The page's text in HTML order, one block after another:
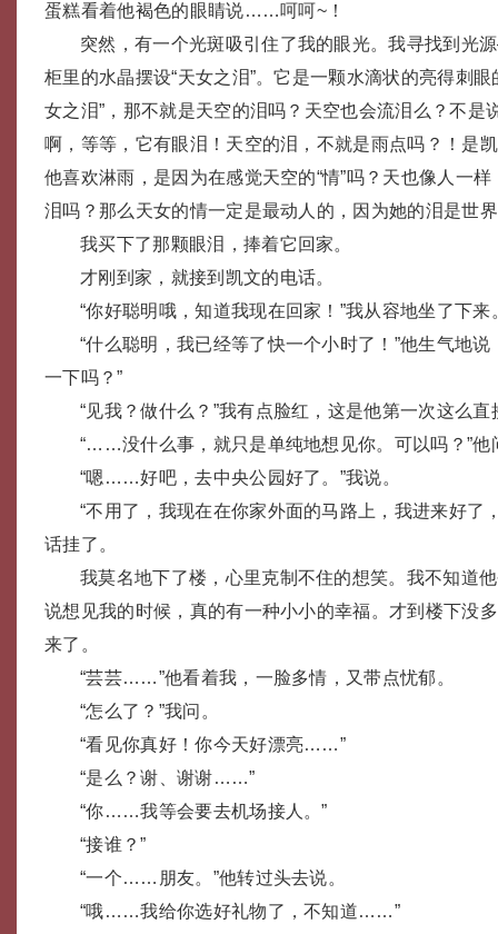
蛋糕看着他褐色的眼睛说……呵呵~！
突然，有一个光斑吸引住了我的眼光。我寻找到光
柜里的水晶摆设“天女之泪”。它是一颗水滴状的亮得刺
女之泪”，那不就是天空的泪吗？天空也会流泪么？不是
啊，等等，它有眼泪！天空的泪，不就是雨点吗？！是
他喜欢淋雨，是因为在感觉天空的“情”吗？天也像人一
泪吗？那么天女的情一定是最动人的，因为她的泪是世
我买下了那颗眼泪，捧着它回家。
才刚到家，就接到凯文的电话。
“你好聪明哦，知道我现在回家！”我从容地坐了下来
“什么聪明，我已经等了快一个小时了！”他生气地
一下吗？”
“见我？做什么？”我有点脸红，这是他第一次这么
“……没什么事，就只是单纯地想见你。可以吗？”他
“嗯……好吧，去中央公园好了。”我说。
“不用了，我现在在你家外面的马路上，我进来好了
话挂了。
我莫名地下了楼，心里克制不住的想笑。我不知道
说想见我的时候，真的有一种小小的幸福。才到楼下没
来了。
“芸芸……”他看着我，一脸多情，又带点忧郁。
“怎么了？”我问。
“看见你真好！你今天好漂亮……”
“是么？谢、谢谢……”
“你……我等会要去机场接人。”
“接谁？”
“一个……朋友。”他转过头去说。
“哦……我给你选好礼物了，不知道……”